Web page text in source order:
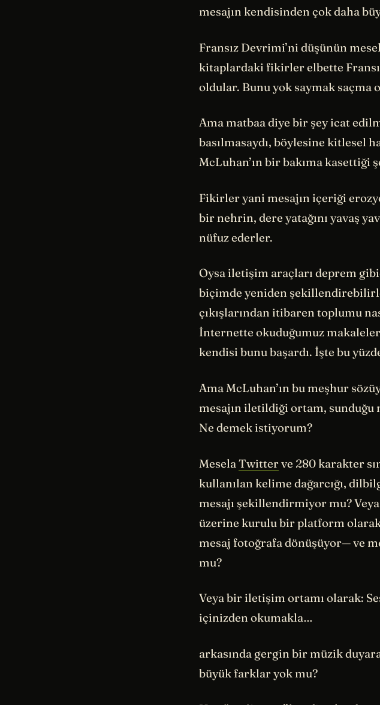
mesajın kendisinden çok daha
Fransız Devrimi’ni düşünün
kitaplardaki fikirler elbette
oldular. Bunu yok saymak saçma
Ama matbaa diye bir şey icat
basılmasaydı, böylesine
McLuhan’ın bir bakıma kasettiği
Fikirler yani mesajın içeriği
bir nehrin, dere yatağını yavaş
nüfuz ederler.
Oysa iletişim araçları deprem
biçimde yeniden
çıkışlarından itibaren toplumu
İnternette okuduğumuz
kendisi bunu başardı. İşte bu
Ama McLuhan’ın bu meşhur
mesajın iletildiği ortam, sunduğu
Ne demek istiyorum?
Mesela Twitterve 280 karakter
kullanılan kelime dağarcığı,
mesajı şekillendirmiyor mu? Veya
üzerine kurulu bir platform
mesaj fotoğrafa dönüşüyor— ve
mu?
Veya bir iletişim ortamı olarak:
içinizden okumakla…
arkasında gergin bir müzik
büyük farklar yok mu?